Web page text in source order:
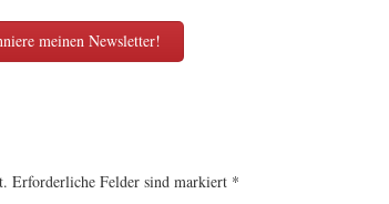
meinen Newsletter!
Erforderliche Felder sind markiert *